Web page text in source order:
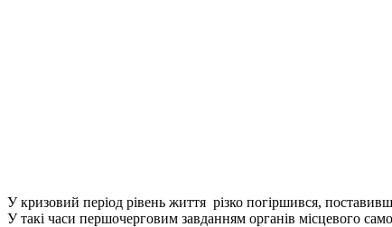
У кризовий період рівень життя різко погіршився,
У такі часи першочерговим завданням органів місцевого